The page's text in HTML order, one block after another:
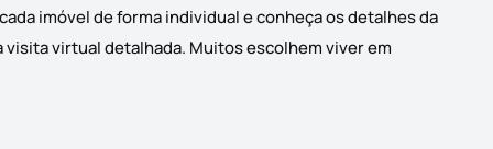
imóvel de forma individual e conheça os detalhes da
virtual detalhada. Muitos escolhem viver em